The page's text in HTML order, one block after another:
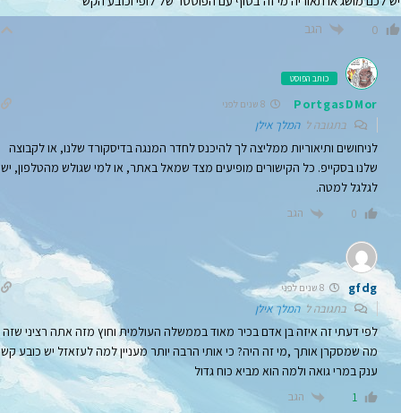
0 הגב
כותב הפוסט
PortgasDMor
בתגובה להמלך אילן
לניחושים ותיאוריות ממליצה לך להיכנס לחדר המנגה בדיסקורד שלנו, או לקבוצה
שלנו בסקייפ. כל הקישורים מופיעים מצד שמאל באתר, או למי שגולש מהטלפון, יש
לגלגל למטה.
0 הגב
gfdg
בתגובה להמלך אילן
לפי דעתי זה איזה בן אדם בכיר מאוד בממשלה העולמית וחוץ מזה אתה רציני שזה
מה שמסקרן אותך ,מי זה היה? כי אותי הרבה יותר מעניין למה לעזאזל יש כובע קש
ענק במרי גואה ולמה הוא מביא כוח גדול
1 הגב